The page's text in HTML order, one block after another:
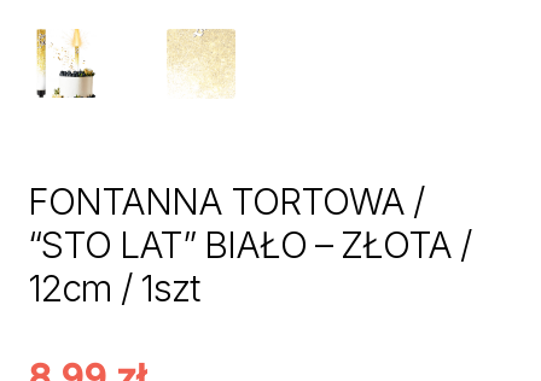
FONTANNA TORTOWA /
“STO LAT” BIAŁO – ZŁOTA /
12cm / 1szt